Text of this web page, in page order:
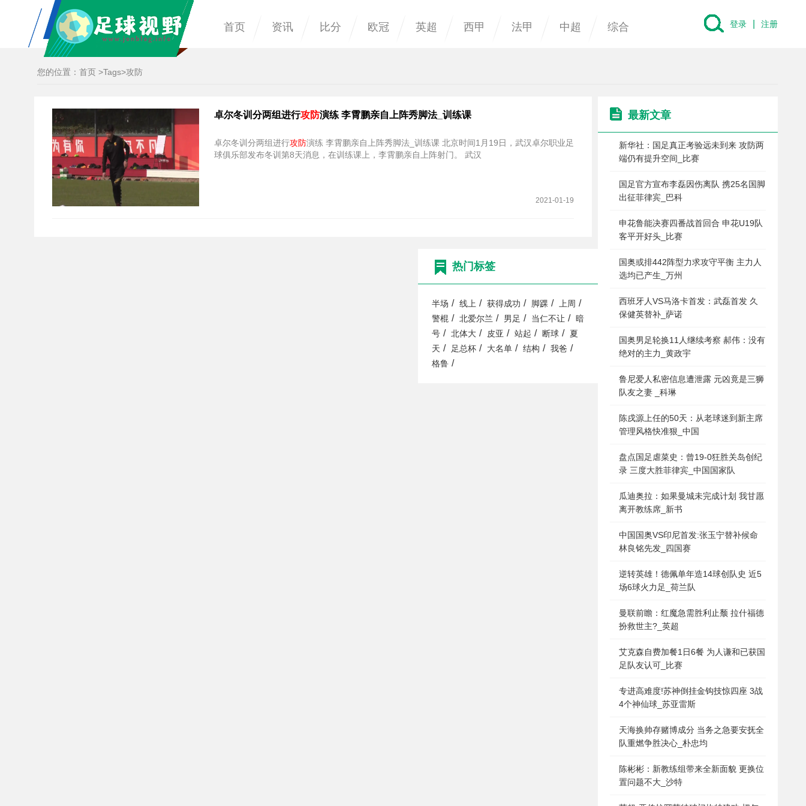
首页 资讯 比分 欧冠 英超 西甲 法甲 中超 综合 登录 注册
您的位置： 首页 >Tags>攻防
卓尔冬训分两组进行攻防演练 李霄鹏亲自上阵秀脚法_训练课
卓尔冬训分两组进行攻防演练 李霄鹏亲自上阵秀脚法_训练课 北京时间1月19日，武汉卓尔职业足
球俱乐部发布冬训第8天消息，在训练课上，李霄鹏亲自上阵射门。 武汉
2021-01-19
最新文章
新华社：国足真正考验远未到来 攻防两
端仍有提升空间_比赛
国足官方宣布李磊因伤离队 携25名国脚
出征菲律宾_巴科
申花鲁能决赛四番战首回合 申花U19队
客平开好头_比赛
国奥或排442阵型力求攻守平衡 主力人
选均已产生_万州
西班牙人VS马洛卡首发：武磊首发 久
保健英替补_萨诺
国奥男足轮换11人继续考察 郝伟：没有
绝对的主力_黄政宇
鲁尼爱人私密信息遭泄露 元凶竟是三狮
队友之妻 _科琳
陈戌源上任的50天：从老球迷到新主席
管理风格快准狠_中国
盘点国足虐菜史：曾19-0狂胜关岛创纪
录 三度大胜菲律宾_中国国家队
瓜迪奥拉：如果曼城未完成计划 我甘愿
离开教练席_新书
中国国奥VS印尼首发:张玉宁替补候命
林良铭先发_四国赛
逆转英雄！德佩单年造14球创队史 近5
场6球火力足_荷兰队
曼联前瞻：红魔急需胜利止颓 拉什福德
扮救世主?_英超
艾克森自费加餐1日6餐 为人谦和已获国
足队友认可_比赛
专进高难度!苏神倒挂金钩技惊四座 3战
4个神仙球_苏亚雷斯
天海换帅存赌博成分 当务之急要安抚全
队重燃争胜决心_朴忠均
陈彬彬：新教练组带来全新面貌 更换位
置问题不大_沙特
热门标签
半场 / 线上 / 获得成功 / 脚踝 / 上周 /
警棍 / 北爱尔兰 / 男足 / 当仁不让 /
暗
号 / 北体大 / 皮亚 / 站起 / 断球 /
夏
天 / 足总杯 / 大名单 / 结构 / 我爸 /
格鲁 /